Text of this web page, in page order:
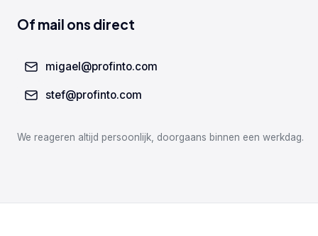
Of mail ons direct
migael@profinto.com
stef@profinto.com
We reageren altijd persoonlijk, doorgaans binnen een werkdag.